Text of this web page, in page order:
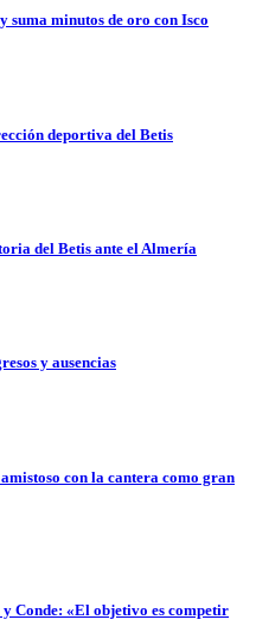
suma minutos de oro con Isco
deportiva del Betis
del Betis ante el Almería
y ausencias
con la cantera como gran
Conde: «El objetivo es competir